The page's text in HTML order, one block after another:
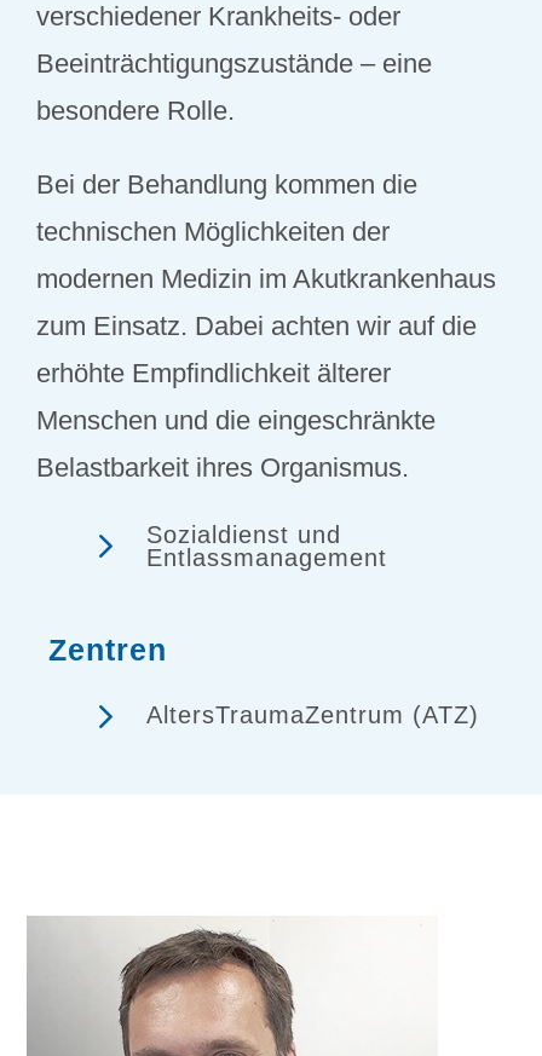
verschiedener Krankheits- oder
Beeinträchtigungszustände – eine
besondere Rolle.
Bei der Behandlung kommen die
technischen Möglichkeiten der
modernen Medizin im Akutkrankenhaus
zum Einsatz. Dabei achten wir auf die
erhöhte Empfindlichkeit älterer
Menschen und die eingeschränkte
Belastbarkeit ihres Organismus.
5
Sozialdienst und
Entlassmanagement
Zentren
5 AltersTraumaZentrum (ATZ)